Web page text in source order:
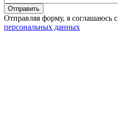
Отправляя форму, я соглашаюсь с
персональных данных